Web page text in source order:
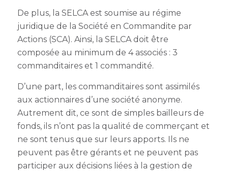
De plus, la SELCA est soumise au régime
juridique de la Société en Commandite par
Actions (SCA). Ainsi, la SELCA doit être
composée au minimum de 4 associés : 3
commanditaires et 1 commandité.
D’une part, les commanditaires sont assimilés
aux actionnaires d’une société anonyme.
Autrement dit, ce sont de simples bailleurs de
fonds, ils n’ont pas la qualité de commerçant et
ne sont tenus que sur leurs apports. Ils ne
peuvent pas être gérants et ne peuvent pas
participer aux décisions liées à la gestion de